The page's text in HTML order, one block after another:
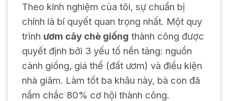
Theo kinh nghiệm của tôi, sự chuẩn bị
chính là bí quyết quan trọng nhất. Một quy
trình ươm cây chè giống thành công được
quyết định bởi 3 yếu tố nền tảng: nguồn
cành giống, giá thể (đất ươm) và điều kiện
nhà giâm. Làm tốt ba khâu này, bà con đã
nắm chắc 80% cơ hội thành công.